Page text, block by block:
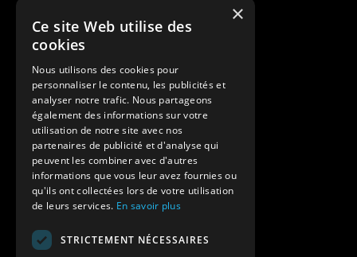
Des colonies de vacances inclusives
Assurances annulations
Aides financières pour partir en colonie
Charte de confidentialité
Vacances Adaptées Adulte Supernova
×
Ce site Web utilise des
cookies
Nous utilisons des cookies pour
personnaliser le contenu, les publicités et
analyser notre trafic. Nous partageons
également des informations sur votre
utilisation de notre site avec nos
partenaires de publicité et d'analyse qui
peuvent les combiner avec d'autres
informations que vous leur avez fournies ou
qu'ils ont collectées lors de votre utilisation
de leurs services. En savoir plus
STRICTEMENT NÉCESSAIRES